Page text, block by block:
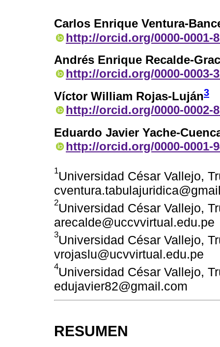
Carlos Enrique Ventura-
http://orcid.org/0000-0001-
Andrés Enrique Recalde-
http://orcid.org/0000-0003-
Víctor William Rojas-Luján3
http://orcid.org/0000-0002-
Eduardo Javier Yache-
http://orcid.org/0000-0001-
1Universidad César Vallejo,
2Universidad César Vallejo,
arecalde@uccvvirtual.edu.pe
3Universidad César Vallejo,
vrojaslu@ucvvirtual.edu.pe
4Universidad César Vallejo,
edujavier82@gmail.com
RESUMEN